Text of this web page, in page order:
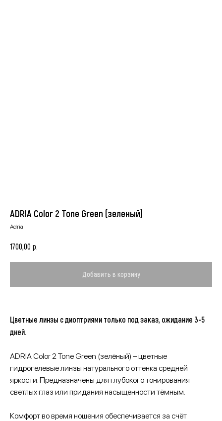
ADRIA Color 2 Tone Green (зеленый)
Adria
1700,00 р.
Добавить в корзину
Цветные линзы с диоптриями только под заказ, ожидание 3-5
дней.
ADRIA Color 2 Tone Green (зелёный) – цветные
гидрогелевые линзы натурального оттенка средней
яркости. Предназначены для глубокого тонирования
светлых глаз или придания насыщенности тёмным.
Комфорт во время ношения обеспечивается за счёт